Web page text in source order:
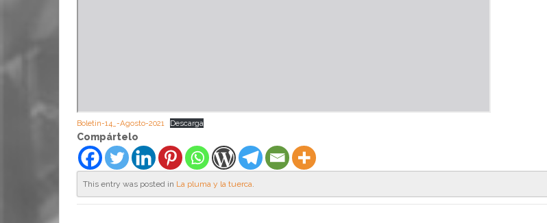
Boletin-14_-Agosto-2021 Descarga
Compártelo
This entry was posted in La pluma y la tuerca.